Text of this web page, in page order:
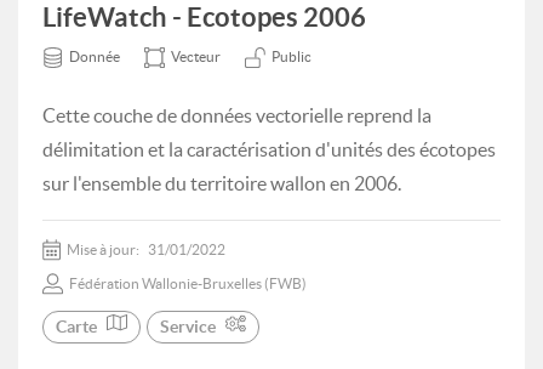
LifeWatch - Ecotopes 2006
Donnée Vecteur Public
Cette couche de données vectorielle reprend la
délimitation et la caractérisation d'unités des écotopes
sur l'ensemble du territoire wallon en 2006.
Mise à jour: 31/01/2022
Fédération Wallonie-Bruxelles (FWB)
Carte Service